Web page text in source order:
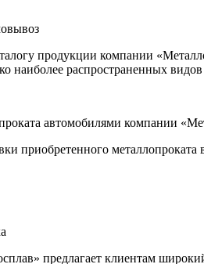
продукции компании
наиболее распространенных
автомобилями компании
приобретенного
предлагает клиентам